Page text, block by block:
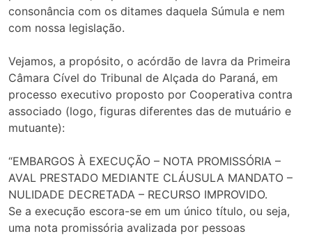
consonância com os ditames daquela Súmula e nem
com nossa legislação.
Vejamos, a propósito, o acórdão de lavra da Primeira
Câmara Cível do Tribunal de Alçada do Paraná, em
processo executivo proposto por Cooperativa contra
associado (logo, figuras diferentes das de mutuário e
mutuante):
“EMBARGOS À EXECUÇÃO – NOTA PROMISSÓRIA –
AVAL PRESTADO MEDIANTE CLÁUSULA MANDATO –
NULIDADE DECRETADA – RECURSO IMPROVIDO.
Se a execução escora-se em um único título, ou seja,
uma nota promissória avalizada por pessoas